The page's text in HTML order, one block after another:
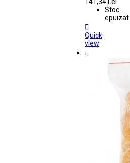
Stoc
epuizat

Quick
view
.